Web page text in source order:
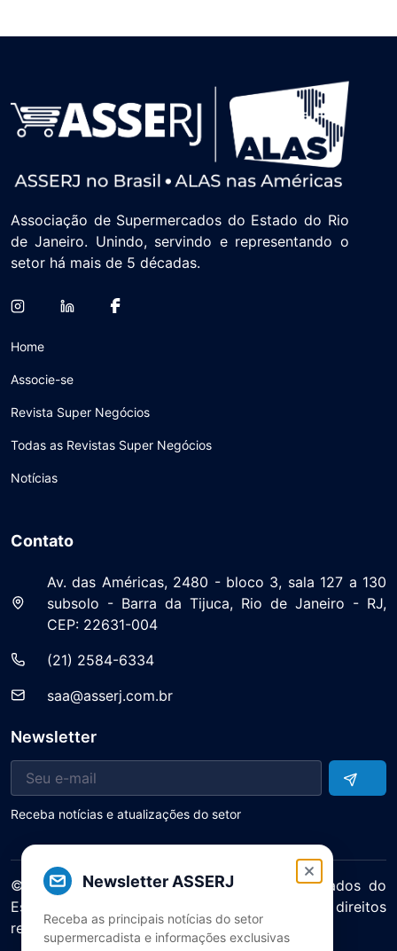
Newsletter ASSERJ
Receba as principais notícias do setor
supermercadista e informações exclusivas
Associação de Supermercados do Estado do Rio
de Janeiro. Unindo, servindo e representando o
setor há mais de 5 décadas.
Home
Associe-se
Revista Super Negócios
Todas as Revistas Super Negócios
Notícias
Contato
Av. das Américas, 2480 - bloco 3, sala 127 a 130
subsolo - Barra da Tijuca, Rio de Janeiro - RJ,
CEP: 22631-004
(21) 2584-6334
saa@asserj.com.br
Newsletter
Receba notícias e atualizações do setor
© 2025 ASERJ – Associação de Supermercados do
Estado do Rio de Janeiro. Todos os direitos
reservados.